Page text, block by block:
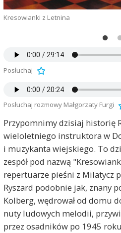
Kresowianki z Letnina
Posłuchaj
Posłuchaj rozmowy Małgorzaty Furgi
Przypomnimy dzisiaj historię
wieloletniego instruktora w
i muzykanta wiejskiego. To
zespół pod nazwą
repertuarze pieśni z Milatycz
Ryszard podobnie jak, znany
Kolberg, wędrował od domu
nuty ludowych melodii,
przez osadników po 1945